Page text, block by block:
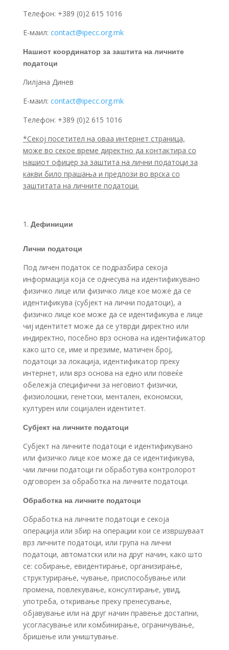
Tелефон: +389 (0)2 615 1016
E-маил: contact@ipecc.org.mk
Нашиот координатор за заштита на личните
податоци
Лилјана Динев
Е-маил: contact@ipecc.org.mk
Телефон: +389 (0)2 615 1016
*Секој посетител на оваа интернет страница,
може во секое време директно да контактира со
нашиот офицер за заштита на лични податоци за
какви било прашања и предлози во врска со
заштитата на личните податоци.
Дефиниции
Лични податоци
Под личен податок се подразбира секоја
информација која се однесува на идентификувано
физичко лице или физичко лице кое може да се
идентификува (субјект на лични податоци), а
физичко лице кое може да се идентификува е лице
чиј идентитет може да се утврди директно или
индиректно, посебно врз основа на идентификатор
како што се, име и презиме, матичен број,
податоци за локација, идентификатор преку
интернет, или врз основа на едно или повеќе
обележја специфични за неговиот физички,
физиолошки, генетски, ментален, економски,
културен или социјален идентитет.
Субјект на личните податоци
Субјект на личните податоци е идентификувано
или физичко лице кое може да се идентификува,
чии лични податоци ги обработува контролорот
одговорен за обработка на личните податоци.
Обработка на личните податоци
Обработка на личните податоци е секоја
операција или збир на операции кои се извршуваат
врз личните податоци, или група на лични
податоци, автоматски или на друг начин, како што
се: собирање, евидентирање, организирање,
структурирање, чување, приспособување или
промена, повлекување, консултирање, увид,
употреба, откривање преку пренесување,
објавување или на друг начин правење достапни,
усогласување или комбинирање, ограничување,
бришење или уништување.